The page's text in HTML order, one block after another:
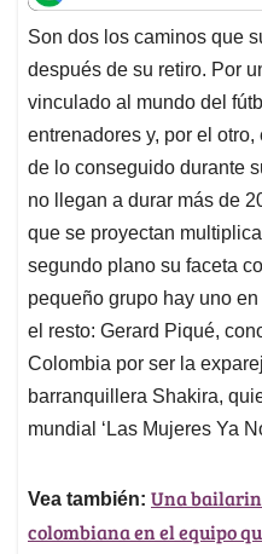
t
s
A
p
p
e
b
o
o
k
k
e
d
I
n
i
l
s
Son dos los caminos que
después de su retiro. Por
vinculado al mundo del
entrenadores y, por el
de lo conseguido durante
no llegan a durar más de
que se proyectan
segundo plano su faceta
pequeño grupo hay uno
el resto: Gerard Piqué,
Colombia por ser la
barranquillera Shakira,
mundial ‘Las Mujeres Ya
Vea también: Una
colombiana en el equipo